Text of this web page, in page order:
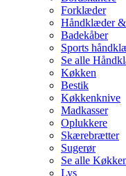
Forklæder
Håndklæder
Badekåber
Sports
Se alle
Køkken
Bestik
Køkkenknive
Madkasser
Oplukkere
Skærebrætter
Sugerør
Se alle
Lys